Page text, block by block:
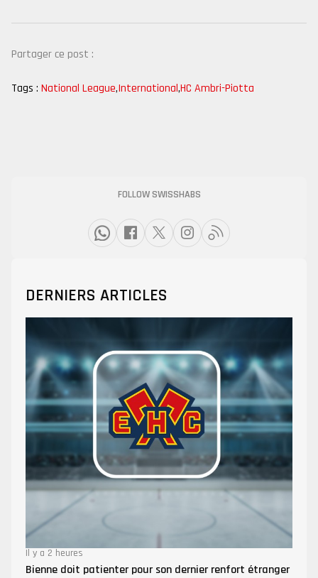
Partager ce post :
Tags : National League,International,HC Ambri-Piotta
FOLLOW SWISSHABS
DERNIERS ARTICLES
Il y a 2 heures
Bienne doit patienter pour son dernier renfort étranger